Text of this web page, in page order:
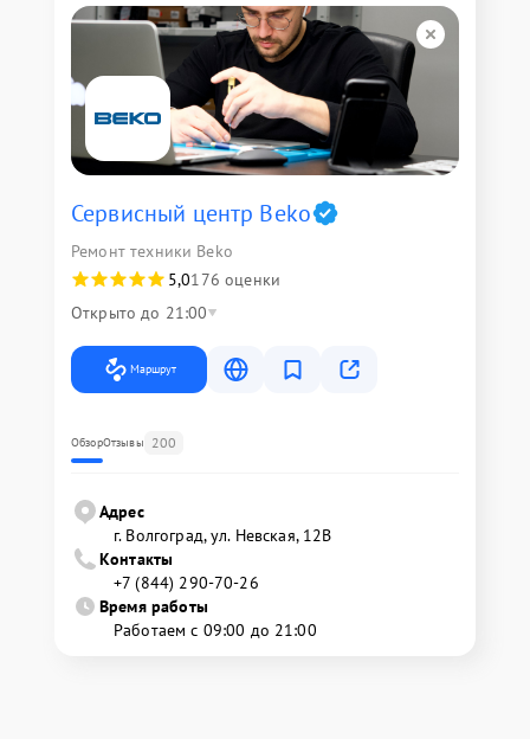
Сервисный центр Beko
Ремонт техники Beko
5,0176 оценки
Открыто до 21:00
Маршрут
ОбзорОтзывы 200
Адрес
г. Волгоград, ул. Невская, 12В
Контакты
+7 (844) 290-70-26
Время работы
Работаем с 09:00 до 21:00